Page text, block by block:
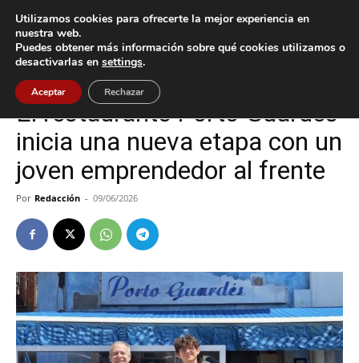
Inicio A Guarda
A Guarda
El restaurante Porto Guardés
inicia una nueva etapa con un
joven emprendedor al frente
Por Redacción - 09/06/2026
Utilizamos cookies para ofrecerte la mejor experiencia en
nuestra web.
Puedes obtener más información sobre qué cookies utilizamos o
desactivarlas en settings.
Aceptar Rechazar